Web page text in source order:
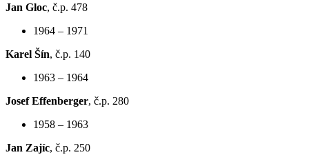
Jan Gloc, č.p. 478
1964 – 1971
Karel Šín, č.p. 140
1963 – 1964
Josef Effenberger, č.p. 280
1958 – 1963
Jan Zajíc, č.p. 250